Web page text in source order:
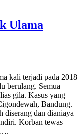
Ulama
kali terjadi pada 2018
berulang. Semua
gila. Kasus yang
Bandung.
diserang dan dianiaya
Korban tewas